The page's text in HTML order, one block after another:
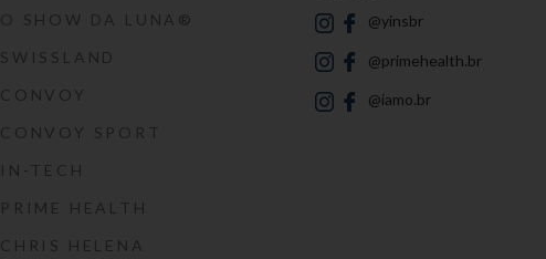
O SHOW DA LUNA®
SWISSLAND
CONVOY
CONVOY SPORT
IN-TECH
PRIME HEALTH
CHRIS HELENA
@yinsbr
@primehealth.br
@iamo.br